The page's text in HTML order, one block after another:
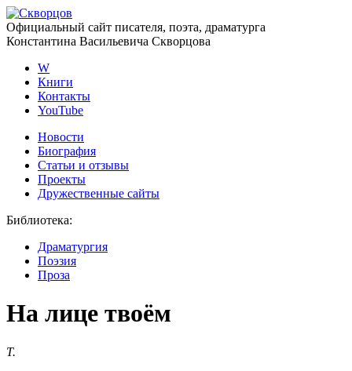
Официальный сайт писателя, поэта, драматурга
Константина Васильевича Скворцова
W
Книги
Контакты
YouTube
Новости
Биография
Статьи и отзывы
Проекты
Дружественные сайты
Библиотека:
Драматургия
Поэзия
Проза
На лице твоём
Т.